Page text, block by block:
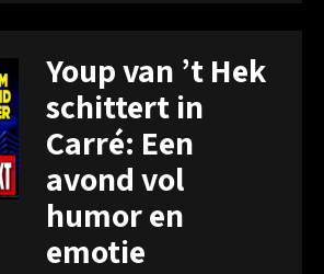
Youp van ’t Hek
schittert in
Carré: Een
avond vol
humor en
emotie